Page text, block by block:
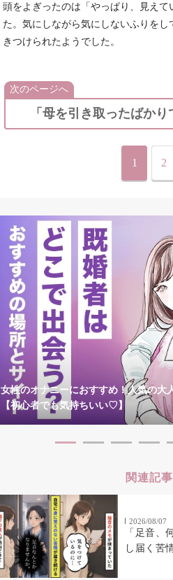
頭をよぎったのは「やっぱり、見えて
た。気にしながら気にしないふりを
きつけられたようでした。
次のページへ
「母を引き取ったばか
1 2
女性のオナニーにおすすめ！人気の大
【初心者でも気持ちいい♡】
関連記事
2026/08/07
「足音、
し届く苦